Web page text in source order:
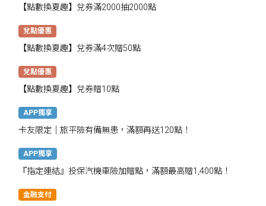
【點數換夏趣】兌券滿2000抽2000點
兌點優惠
【點數換夏趣】兌券滿4次贈50點
兌點優惠
【點數換夏趣】兌券贈10點
APP獨享
卡友限定│旅平險有備無患，滿額再送120點！
APP獨享
『指定連結』投保汽機車險加贈點，滿額最高贈1,400點！
金融支付